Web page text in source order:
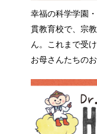
幸福の科学学園
貫教育校で、宗
ん。これまで受
お母さんたちの